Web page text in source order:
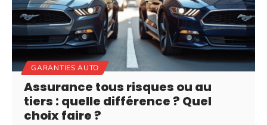
GARANTIES AUTO
Assurance tous risques ou au
tiers : quelle différence ? Quel
choix faire ?